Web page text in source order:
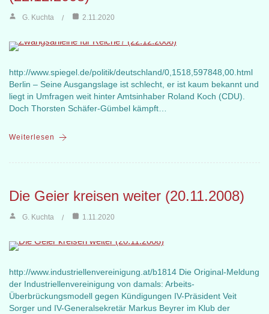
G. Kuchta 2.11.2020
http://www.spiegel.de/politik/deutschland/0,1518,597848,00.html
Berlin – Seine Ausgangslage ist schlecht, er ist kaum bekannt und
liegt in Umfragen weit hinter Amtsinhaber Roland Koch (CDU).
Doch Thorsten Schäfer-Gümbel kämpft…
Weiterlesen
Die Geier kreisen weiter (20.11.2008)
G. Kuchta 1.11.2020
http://www.industriellenvereinigung.at/b1814 Die Original-Meldung
der Industriellenvereinigung von damals: Arbeits-
Überbrückungsmodell gegen Kündigungen IV-Präsident Veit
Sorger und IV-Generalsekretär Markus Beyrer im Klub der